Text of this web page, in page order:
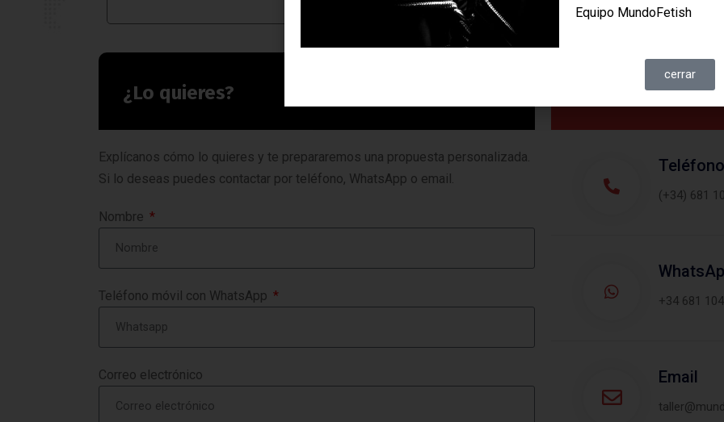
¿Lo quieres?
Explícanos cómo lo quieres y te prepararemos una propuesta personalizada.
Si lo deseas puedes contactar por teléfono, WhatsApp o email.
Nombre
Teléfono móvil con WhatsApp
Correo electrónico
También
Teléfono
(+34) 681
+34 681
Email
Equipo MundoFetish
cerrar